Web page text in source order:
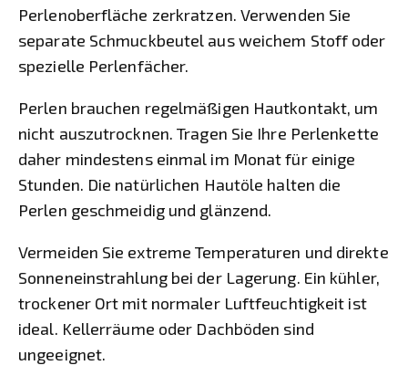
Perlenoberfläche zerkratzen. Verwenden Sie
separate Schmuckbeutel aus weichem Stoff oder
spezielle Perlenfächer.
Perlen brauchen regelmäßigen Hautkontakt, um
nicht auszutrocknen. Tragen Sie Ihre Perlenkette
daher mindestens einmal im Monat für einige
Stunden. Die natürlichen Hautöle halten die
Perlen geschmeidig und glänzend.
Vermeiden Sie extreme Temperaturen und direkte
Sonneneinstrahlung bei der Lagerung. Ein kühler,
trockener Ort mit normaler Luftfeuchtigkeit ist
ideal. Kellerräume oder Dachböden sind
ungeeignet.